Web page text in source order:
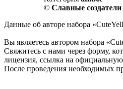
© Славные создатели
Данные об авторе набора
Вы являетесь автором набора
Свяжитесь с нами через форму,
лицензия, ссылка на
После проведения необходимых